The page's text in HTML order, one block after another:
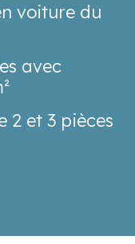
voiture du
avec
2 et 3 pièces